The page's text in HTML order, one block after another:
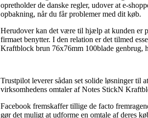
opretholder de danske regler, udover at e-
opbakning, når du får problemer med dit køb.
Herudover kan det være til hjælp at kunden er
firmaet benytter. I den relation er det tilmed
Kraftblock brun 76x76mm 100blade genbrug,
Trustpilot leverer sådan set solide løsninger til
virksomhedens omtaler af Notes StickN
Facebook fremskaffer tillige de facto
gør det muligt at udforme en omtale af deres